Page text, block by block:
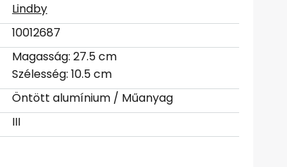
Lindby
10012687
Magasság: 27.5 cm
Szélesség: 10.5 cm
Öntött alumínium / Műanyag
III